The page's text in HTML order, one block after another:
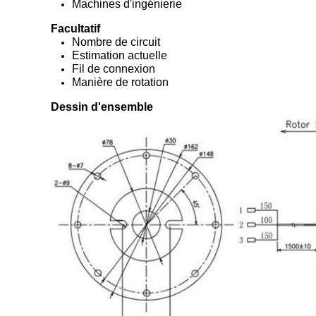
Machines d'ingénierie
Facultatif
Nombre de circuit
Estimation actuelle
Fil de connexion
Manière de rotation
Dessin d'ensemble